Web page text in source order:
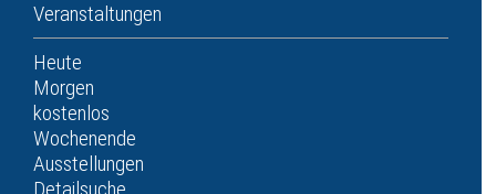
Veranstaltungen
Heute
Morgen
kostenlos
Wochenende
Ausstellungen